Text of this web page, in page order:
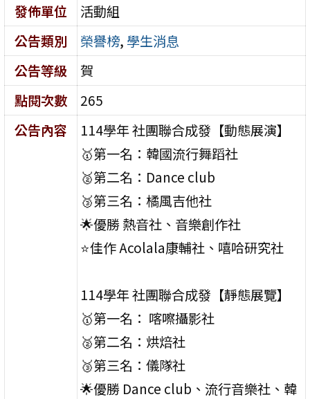
發佈單位
活動組
公告類別
榮譽榜, 學生消息
公告等級
賀
點閱次數
265
公告內容
114學年 社團聯合成發【動態展演】
🥇第一名：韓國流行舞蹈社
🥈第二名：Dance club
🥉第三名：橘風吉他社
🌟優勝 熱音社、音樂創作社
⭐佳作 Acolala康輔社、嘻哈研究社
114學年 社團聯合成發【靜態展覽】
🥇第一名： 喀嚓攝影社
🥈第二名：烘焙社
🥉第三名：儀隊社
🌟優勝 Dance club、流行音樂社、韓